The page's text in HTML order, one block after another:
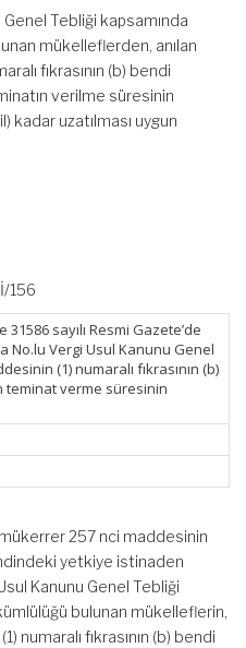
Genel Tebliği kapsamında
mükelleflerden, anılan
fıkrasının (b) bendi
verilme süresinin
kadar uzatılması uygun
156
sayılı Resmi Gazete’de
No.lu Vergi Usul Kanunu Genel
(1) numaralı fıkrasının (b)
teminat verme süresinin
mükerrer 257 nci maddesinin
yetkiye istinaden
Kanunu Genel Tebliği
bulunan mükelleflerin,
numaralı fıkrasının (b) bendi